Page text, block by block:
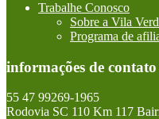
Trabalhe Conosco
Sobre a Vila
Programa de
informações de contato
55 47 99269-1965
Rodovia SC 110 Km 117